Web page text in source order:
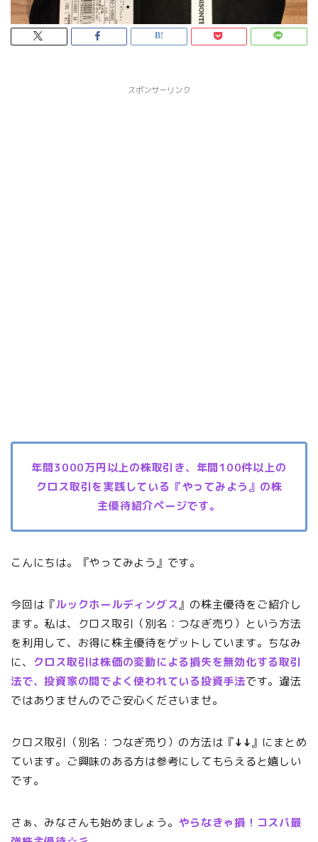
スポンサーリンク
年間3000万円以上の株取引き、年間100件以上の
クロス取引を実践している『やってみよう』の株
主優待紹介ページです。
こんにちは。『やってみよう』です。
今回は『ルックホールディングス』の株主優待をご紹介し
ます。私は、クロス取引（別名：つなぎ売り）という方法
を利用して、お得に株主優待をゲットしています。ちなみ
に、
クロス取引は株価の変動による損失を無効化する取引
法で、投資家の間でよく使われている投資手法です。違法
ではありませんのでご安心くださいませ。
クロス取引（別名：つなぎ売り）の方法は『↓↓』にまとめ
ています。ご興味のある方は参考にしてもらえると嬉しい
です。
さぁ、みなさんも始めましょう。 やらなきゃ損！コスパ最